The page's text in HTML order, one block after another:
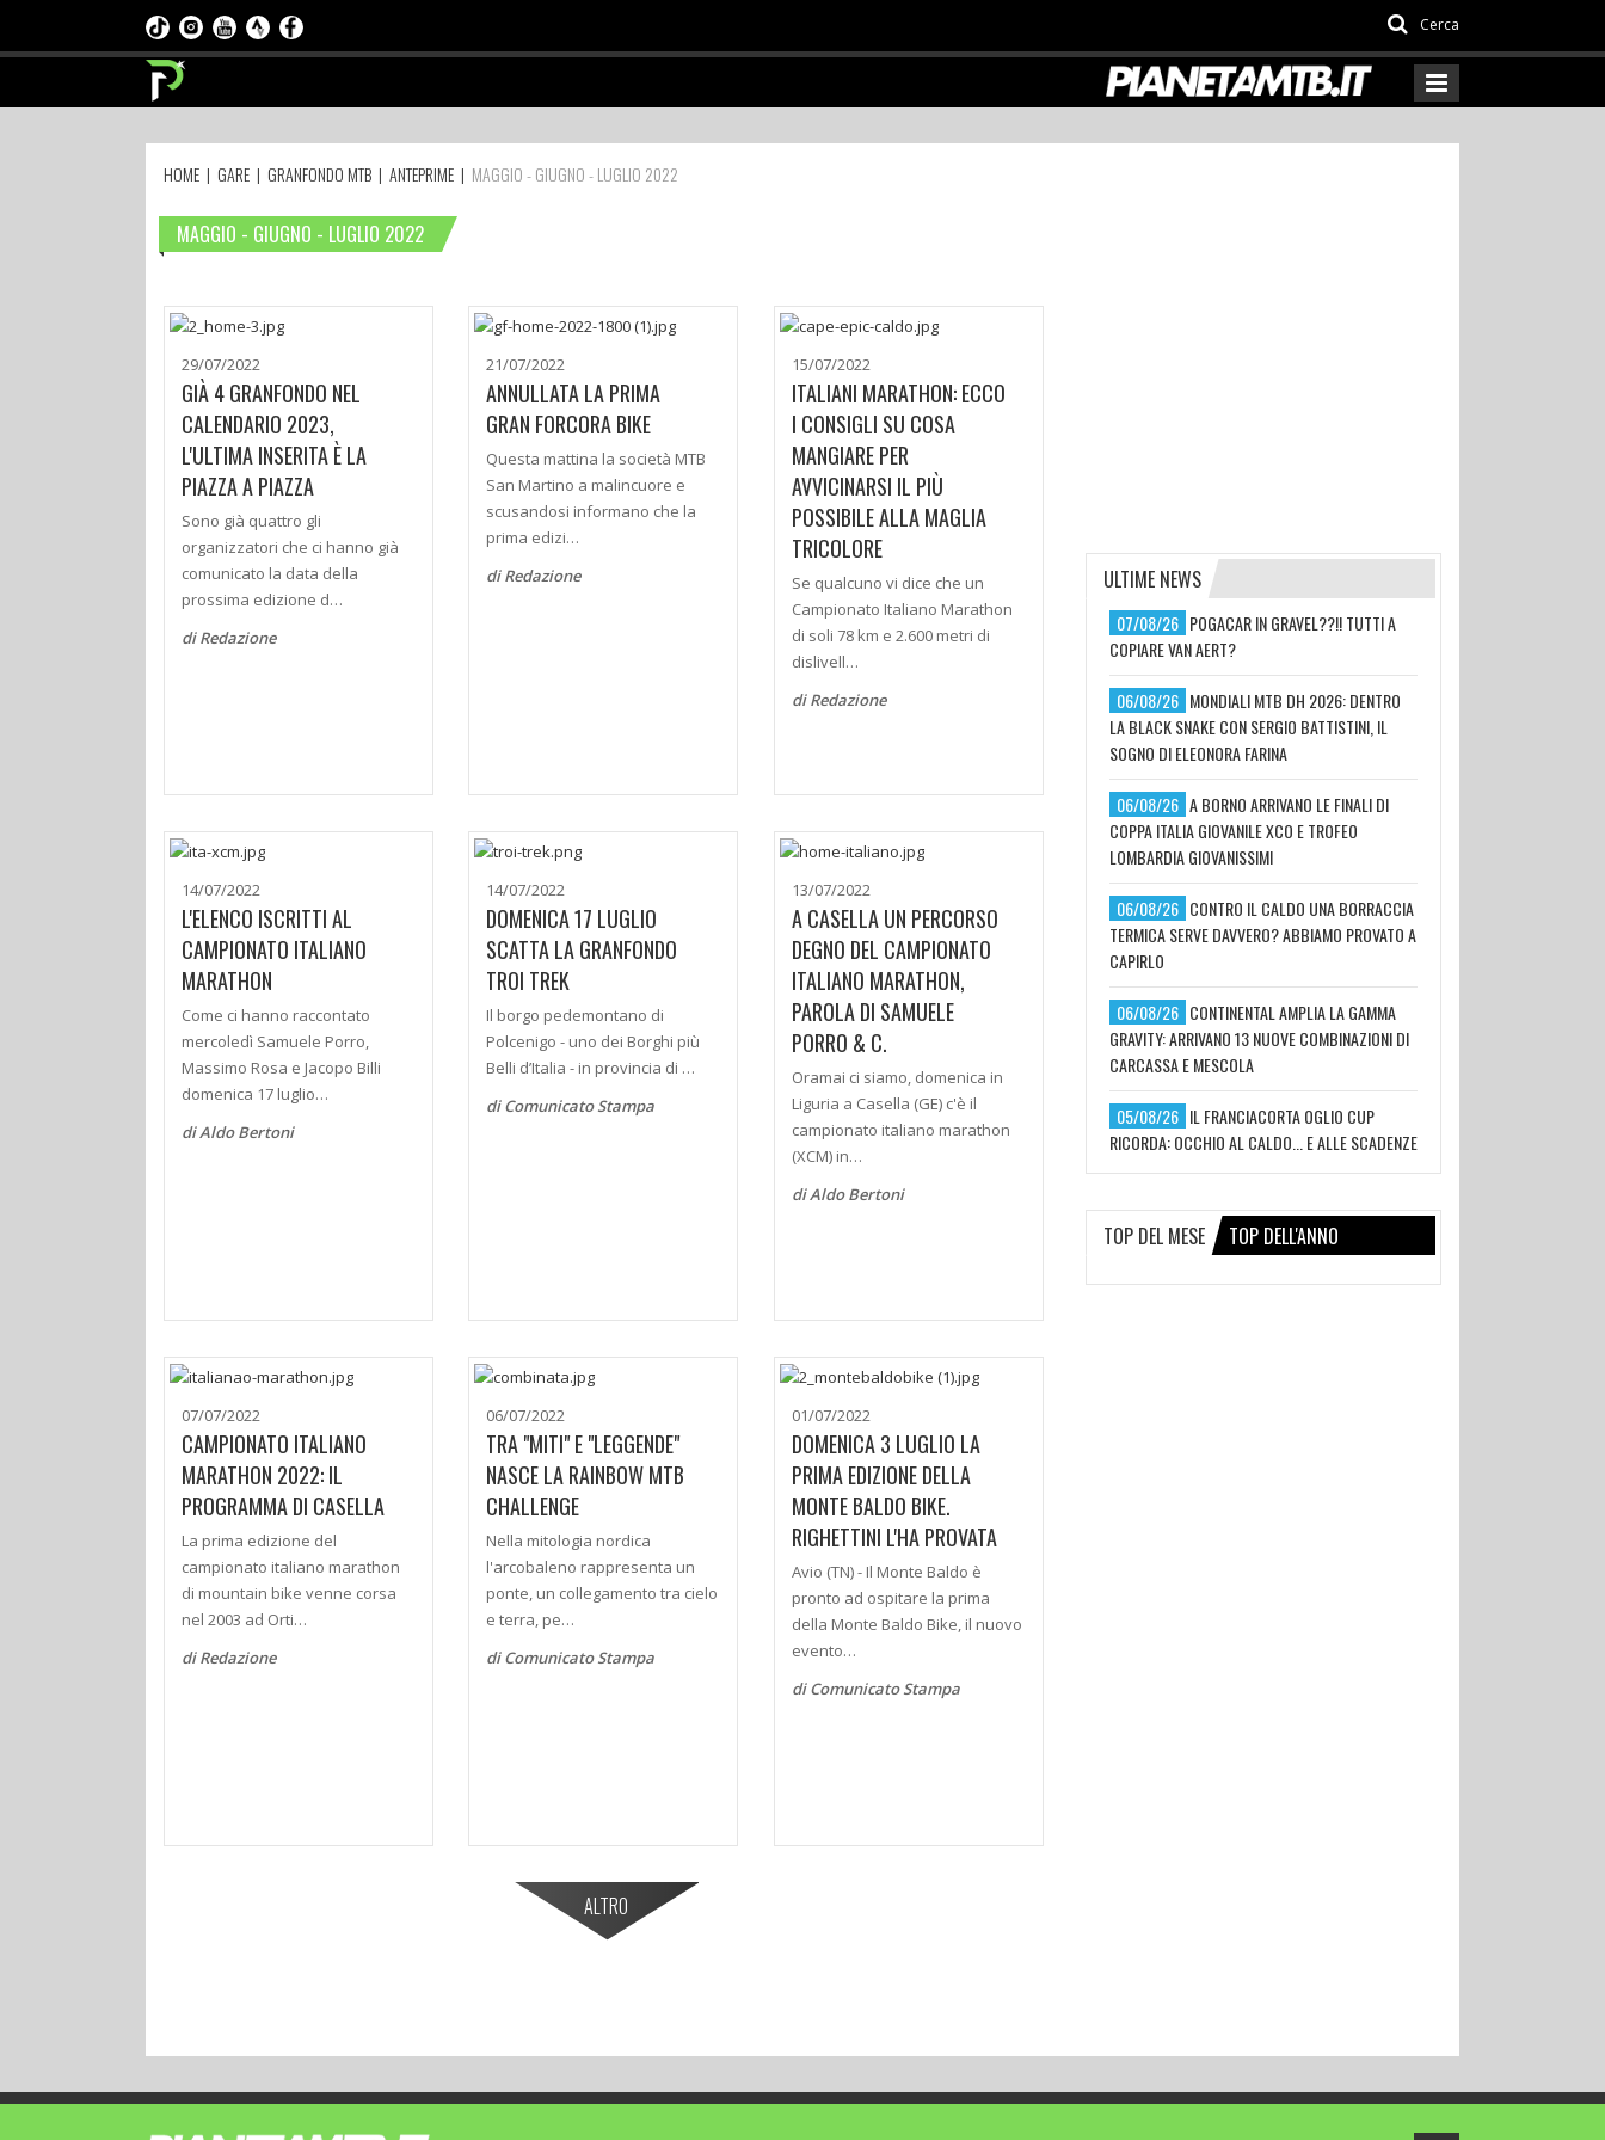
Cerca
HOME | GARE | GRANFONDO MTB | ANTEPRIME | MAGGIO - GIUGNO - LUGLIO 2022
MAGGIO - GIUGNO - LUGLIO 2022
29/07/2022
GIÀ 4 GRANFONDO NEL
CALENDARIO 2023,
L'ULTIMA INSERITA È LA
PIAZZA A PIAZZA
Sono già quattro gli
organizzatori che ci hanno già
comunicato la data della
prossima edizione d…
di Redazione
21/07/2022
ANNULLATA LA PRIMA
GRAN FORCORA BIKE
Questa mattina la società MTB
San Martino a malincuore e
scusandosi informano che la
prima edizi…
di Redazione
15/07/2022
ITALIANI MARATHON: ECCO
I CONSIGLI SU COSA
MANGIARE PER
AVVICINARSI IL PIÙ
POSSIBILE ALLA MAGLIA
TRICOLORE
Se qualcuno vi dice che un
Campionato Italiano Marathon
di soli 78 km e 2.600 metri di
dislivell…
di Redazione
14/07/2022
L'ELENCO ISCRITTI AL
CAMPIONATO ITALIANO
MARATHON
Come ci hanno raccontato
mercoledì Samuele Porro,
Massimo Rosa e Jacopo Billi
domenica 17 luglio…
di Aldo Bertoni
14/07/2022
DOMENICA 17 LUGLIO
SCATTA LA GRANFONDO
TROI TREK
Il borgo pedemontano di
Polcenigo - uno dei Borghi più
Belli d’Italia - in provincia di …
di Comunicato Stampa
13/07/2022
A CASELLA UN PERCORSO
DEGNO DEL CAMPIONATO
ITALIANO MARATHON,
PAROLA DI SAMUELE
PORRO & C.
Oramai ci siamo, domenica in
Liguria a Casella (GE) c'è il
campionato italiano marathon
(XCM) in…
di Aldo Bertoni
07/07/2022
CAMPIONATO ITALIANO
MARATHON 2022: IL
PROGRAMMA DI CASELLA
La prima edizione del
campionato italiano marathon
di mountain bike venne corsa
nel 2003 ad Orti…
di Redazione
06/07/2022
TRA "MITI" E "LEGGENDE"
NASCE LA RAINBOW MTB
CHALLENGE
Nella mitologia nordica
l'arcobaleno rappresenta un
ponte, un collegamento tra cielo
e terra, pe…
di Comunicato Stampa
01/07/2022
DOMENICA 3 LUGLIO LA
PRIMA EDIZIONE DELLA
MONTE BALDO BIKE.
RIGHETTINI L'HA PROVATA
Avio (TN) - Il Monte Baldo è
pronto ad ospitare la prima
della Monte Baldo Bike, il nuovo
evento…
di Comunicato Stampa
ALTRO
ULTIME NEWS
07/08/26 POGACAR IN GRAVEL??!! TUTTI A
COPIARE VAN AERT?
06/08/26 MONDIALI MTB DH 2026: DENTRO
LA BLACK SNAKE CON SERGIO BATTISTINI, IL
SOGNO DI ELEONORA FARINA
06/08/26 A BORNO ARRIVANO LE FINALI DI
COPPA ITALIA GIOVANILE XCO E TROFEO
LOMBARDIA GIOVANISSIMI
06/08/26 CONTRO IL CALDO UNA BORRACCIA
TERMICA SERVE DAVVERO? ABBIAMO PROVATO A
CAPIRLO
06/08/26 CONTINENTAL AMPLIA LA GAMMA
GRAVITY: ARRIVANO 13 NUOVE COMBINAZIONI DI
CARCASSA E MESCOLA
05/08/26 IL FRANCIACORTA OGLIO CUP
RICORDA: OCCHIO AL CALDO... E ALLE SCADENZE
TOP DEL MESE TOP DELL'ANNO